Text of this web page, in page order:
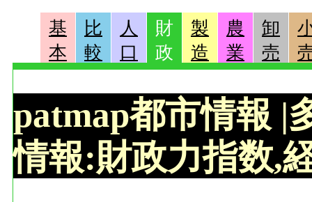
基
本
比
較
人
口
財
政
製
造
農
業
卸
売
patmap都市情報 |
情報:財政力指数,